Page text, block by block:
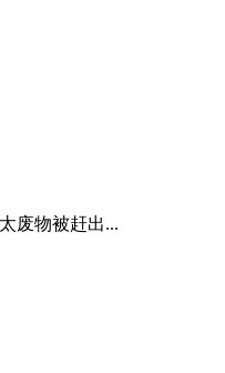
废物被赶出...